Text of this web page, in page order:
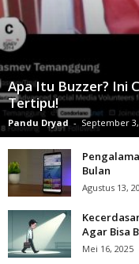
Apa Itu Buzzer? Ini
Tertipu!
Pandu Dryad - September
Bulan
Agustus 13,
Agar Bisa
Mei 16, 2025